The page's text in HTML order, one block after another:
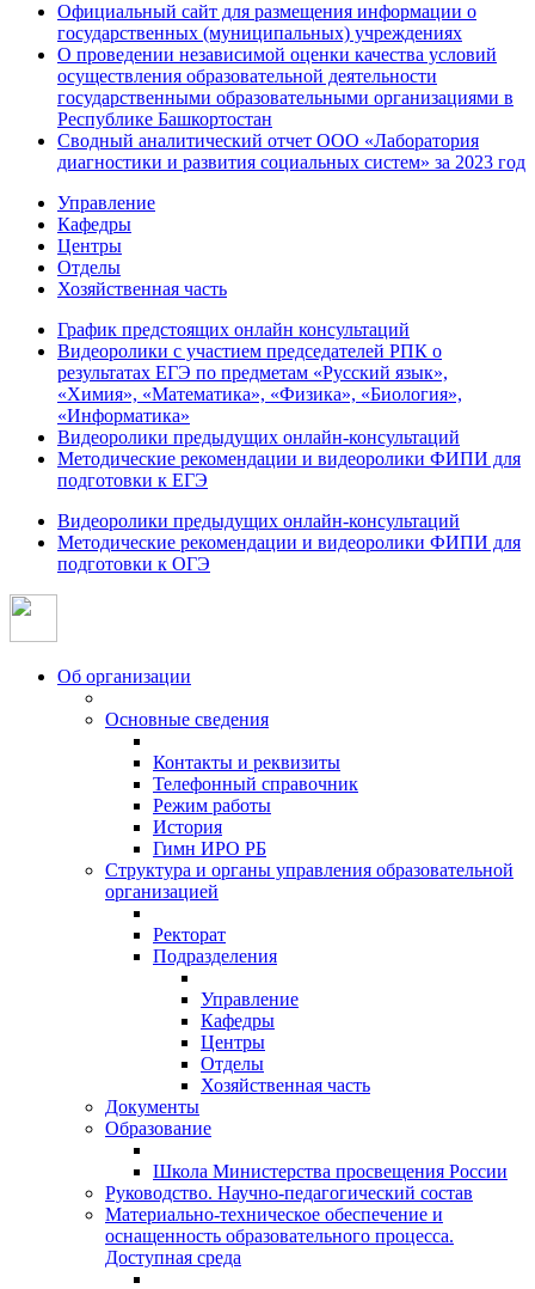
Официальный сайт для размещения информации о
государственных (муниципальных) учреждениях
О проведении независимой оценки качества условий
осуществления образовательной деятельности
государственными образовательными организациями в
Республике Башкортостан
Сводный аналитический отчет ООО «Лаборатория
диагностики и развития социальных систем» за 2023 год
Управление
Кафедры
Центры
Отделы
Хозяйственная часть
График предстоящих онлайн консультаций
Видеоролики с участием председателей РПК о
результатах ЕГЭ по предметам «Русский язык»,
«Химия», «Математика», «Физика», «Биология»,
«Информатика»
Видеоролики предыдущих онлайн-консультаций
Методические рекомендации и видеоролики ФИПИ для
подготовки к ЕГЭ
Видеоролики предыдущих онлайн-консультаций
Методические рекомендации и видеоролики ФИПИ для
подготовки к ОГЭ
Об организации
Основные сведения
Контакты и реквизиты
Телефонный справочник
Режим работы
История
Гимн ИРО РБ
Структура и органы управления образовательной
организацией
Ректорат
Подразделения
Управление
Кафедры
Центры
Отделы
Хозяйственная часть
Документы
Образование
Школа Министерства просвещения России
Руководство. Научно-педагогический состав
Материально-техническое обеспечение и
оснащенность образовательного процесса.
Доступная среда